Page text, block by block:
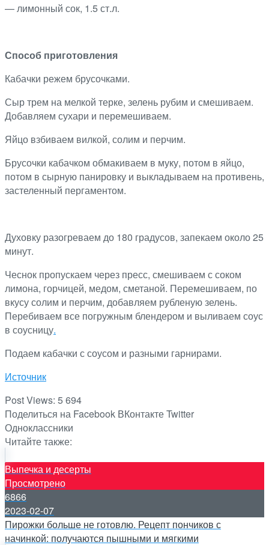
— лимонный сок, 1.5 ст.л.
Способ приготовления
Кабачки режем брусочками.
Сыр трем на мелкой терке, зелень рубим и смешиваем.
Добавляем сухари и перемешиваем.
Яйцо взбиваем вилкой, солим и перчим.
Брусочки кабачком обмакиваем в муку, потом в яйцо,
потом в сырную панировку и выкладываем на противень,
застеленный пергаментом.
Духовку разогреваем до 180 градусов, запекаем около 25
минут.
Чеснок пропускаем через пресс, смешиваем с соком
лимона, горчицей, медом, сметаной. Перемешиваем, по
вкусу солим и перчим, добавляем рубленую зелень.
Перебиваем все погружным блендером и выливаем соус
в соусницу.
Подаем кабачки с соусом и разными гарнирами.
Источник
Post Views: 5 694
Поделиться на Facebook ВКонтактеTwitter
Одноклассники
Читайте также:
Выпечка и десерты
Просмотрено
6866
2023-02-07
Пирожки больше не готовлю. Рецепт пончиков с
начинкой: получаются пышными и мягкими